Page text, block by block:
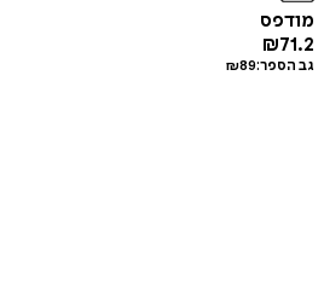
מודפס
₪71.2
גב הספר: ₪89